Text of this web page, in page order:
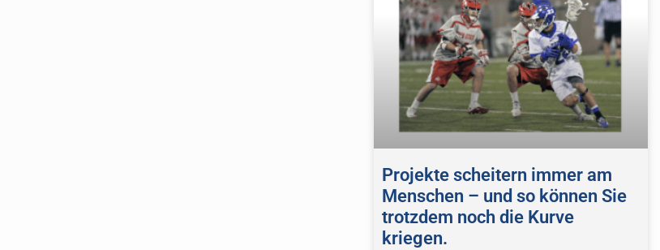
Projekte scheitern immer am
Menschen – und so können Sie
trotzdem noch die Kurve
kriegen.